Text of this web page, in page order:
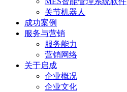
关节机器人
成功案例
服务与营销
服务能力
营销网络
关于启成
企业概况
企业文化